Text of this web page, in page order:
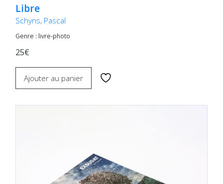
Libre
Schyns, Pascal
Genre : livre-photo
25€
Ajouter au panier